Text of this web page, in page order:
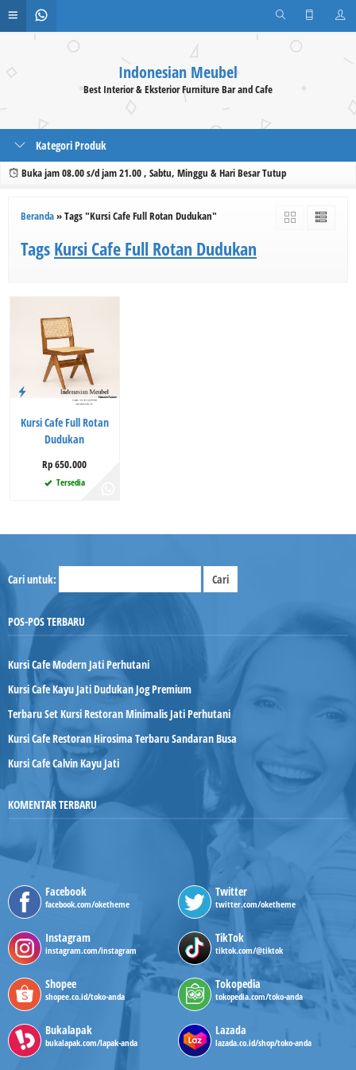
Indonesian Meubel
Best Interior & Eksterior Furniture Bar and Cafe
Kategori Produk
Buka jam 08.00 s/d jam 21.00 , Sabtu, Minggu & Hari Besar Tutup
Beranda»Tags "Kursi Cafe Full Rotan Dudukan"
TagsKursi Cafe Full Rotan Dudukan
Kursi Cafe Full Rotan
Dudukan
Rp 650.000
Tersedia
Cari untuk:
POS-POS TERBARU
Kursi Cafe Modern Jati Perhutani
Kursi Cafe Kayu Jati Dudukan Jog Premium
Terbaru Set Kursi Restoran Minimalis Jati Perhutani
Kursi Cafe Restoran Hirosima Terbaru Sandaran Busa
Kursi Cafe Calvin Kayu Jati
KOMENTAR TERBARU
Facebook
facebook.com/oketheme
Twitter
twitter.com/oketheme
Instagram
instagram.com/instagram
TikTok
tiktok.com/@tiktok
Shopee
shopee.co.id/toko-anda
Tokopedia
tokopedia.com/toko-anda
Bukalapak
bukalapak.com/lapak-anda
Lazada
lazada.co.id/shop/toko-anda